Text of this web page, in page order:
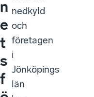
n
e
t
s
f
nedkyld
och
företagen
i
Jönköpings
län